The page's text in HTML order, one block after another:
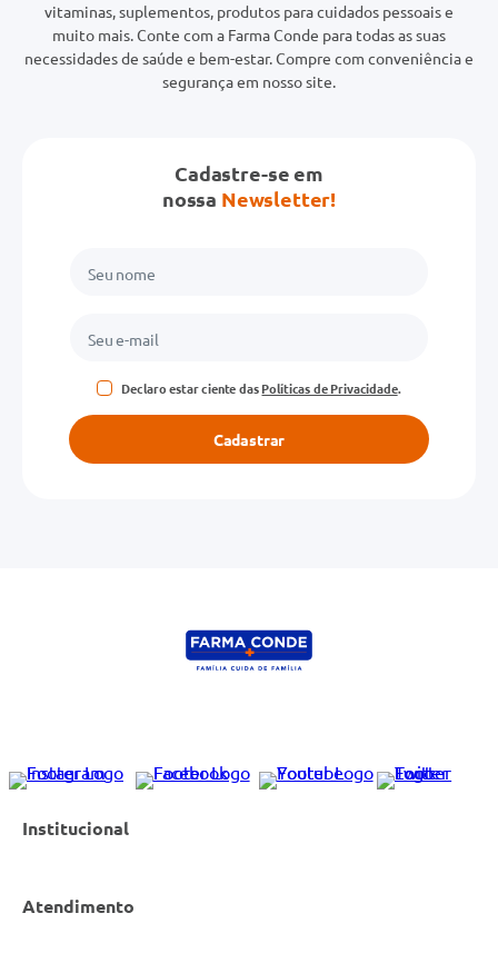
vitaminas, suplementos, produtos para cuidados pessoais e
muito mais. Conte com a Farma Conde para todas as suas
necessidades de saúde e bem-estar. Compre com conveniência e
segurança em nosso site.
Cadastre-se em
nossa Newsletter!
Declaro estar ciente dasPolíticas de Privacidade.
Cadastrar
Institucional
Atendimento